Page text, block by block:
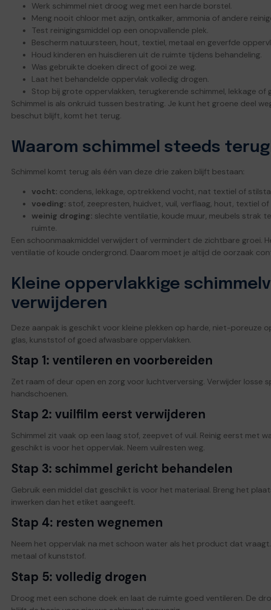
Werk schimmel niet droog weg met een harde borstel.
Meng nooit chloor met azijn, ontkalker, ammonia of andere
Test reinigingsmiddel op een onopvallende plek.
Bescherm natuursteen, hout, textiel, metaal en geverfde
Houd kinderen en huisdieren uit de ruimte tijdens behandeling.
Was gebruikte doeken direct of gooi ze weg.
Laat het behandelde oppervlak volledig drogen.
Stop bij grote oppervlakken, terugkerende schimmel, lekkage of
Schimmel is als onkruid tussen bestrating. Je kunt het groene deel
beschut blijft, komt het terug.
Waarom schimmel steeds
Schimmel komt terug als één van deze drie zaken blijft bestaan:
vocht: condens, lekkage, optrekkend vocht, nat textiel of
voeding: stof, zeepresten, huidvet, vuil, verflaag, hout, textiel of
weinig droging: slechte ventilatie, koude muur, meubels strak
ruimte.
Een schoonmaakmiddel verwijdert of vermindert de zichtbare groei.
ventilatie of koude ondergrond. Daarom moet je altijd de oorzaak
Kleine oppervlakkige
verwijderen
Deze aanpak is geschikt voor kleine plekken op harde, niet-poreuze
glas, kunststof of goed afwasbare oppervlakken.
Stap 1: ventileren en voorbereiden
Zet raam of deur open en zorg voor luchtverversing. Verwijder losse
handschoenen.
Stap 2: vuilfilm eerst verwijderen
Schimmel zit vaak op een laag stof, zeepvet of vuil. Reinig eerst met
geschikt is voor het oppervlak. Neem vuilresten weg.
Stap 3: schimmel gericht behandelen
Gebruik een middel dat geschikt is voor het materiaal. Breng het
inwerken dan het etiket aangeeft.
Stap 4: resten wegnemen
Neem het oppervlak na met schoon water als het product dat
metaal of kunststof.
Stap 5: volledig drogen
Droog met een schone doek en laat de ruimte goed ventileren. De